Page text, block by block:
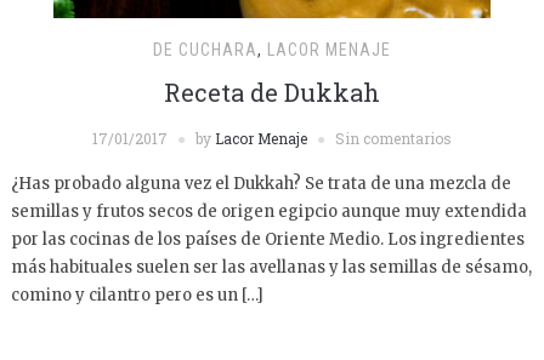
DE CUCHARA, LACOR MENAJE
Receta de Dukkah
17/01/2017 by Lacor Menaje Sin comentarios
¿Has probado alguna vez el Dukkah? Se trata de una mezcla de
semillas y frutos secos de origen egipcio aunque muy extendida
por las cocinas de los países de Oriente Medio. Los ingredientes
más habituales suelen ser las avellanas y las semillas de sésamo,
comino y cilantro pero es un […]